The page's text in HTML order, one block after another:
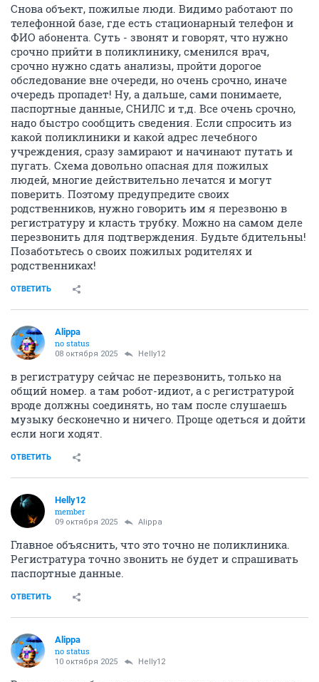
Снова объект, пожилые люди. Видимо работают по
телефонной базе, где есть стационарный телефон и
ФИО абонента. Суть - звонят и говорят, что нужно
срочно прийти в поликлинику, сменился врач,
срочно нужно сдать анализы, пройти дорогое
обследование вне очереди, но очень срочно, иначе
очередь пропадет! Ну, а дальше, сами понимаете,
паспортные данные, СНИЛС и т,д. Все очень срочно,
надо быстро сообщить сведения. Если спросить из
какой поликлиники и какой адрес лечебного
учреждения, сразу замирают и начинают путать и
пугать. Схема довольно опасная для пожилых
людей, многие действительно лечатся и могут
поверить. Поэтому предупредите своих
родственников, нужно говорить им я перезвоню в
регистратуру и класть трубку. Можно на самом деле
перезвонить для подтверждения. Будьте бдительны!
Позаботьтесь о своих пожилых родителях и
родственниках!
ОТВЕТИТЬ
Alippa
no status
08 октября 2025 Helly12
в регистратуру сейчас не перезвонить, только на
общий номер. а там робот-идиот, а с регистратурой
вроде должны соединять, но там после слушаешь
музыку бесконечно и ничего. Проще одеться и дойти
если ноги ходят.
ОТВЕТИТЬ
Helly12
member
09 октября 2025 Alippa
Главное объяснить, что это точно не поликлиника.
Регистратура точно звонить не будет и спрашивать
паспортные данные.
ОТВЕТИТЬ
Alippa
no status
10 октября 2025 Helly12